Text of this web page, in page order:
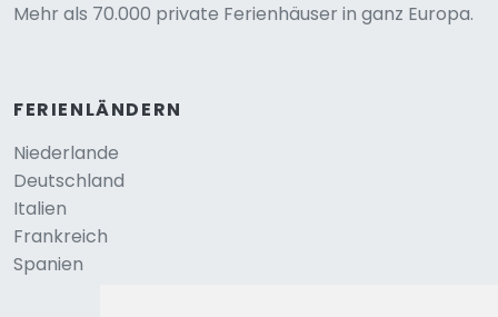
Mehr als 70.000 private Ferienhäuser in ganz Europa.
FERIENLÄNDERN
Niederlande
Deutschland
Italien
Frankreich
Spanien